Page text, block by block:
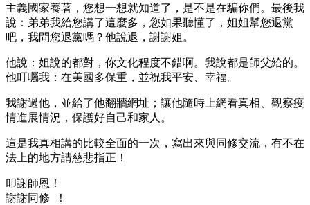
主義國家養著，您想一想就知道了，是不是在騙你們。最後我
說：弟弟我給您講了這麼多，您如果聽懂了，姐姐幫您退黨
吧，我問您退黨嗎？他說退，謝謝姐。
他說：姐說的都對，你文化程度不錯啊。我說都是師父給的。
他叮囑我：在美國多保重，並祝我平安、幸福。
我謝過他，並給了他翻牆網址；讓他隨時上網看真相、觀察疫
情進展情況，保護好自己和家人。
這是我真相講的比較全面的一次，寫出來與同修交流，有不在
法上的地方請慈悲指正！
叩謝師恩！
謝謝同修 ！